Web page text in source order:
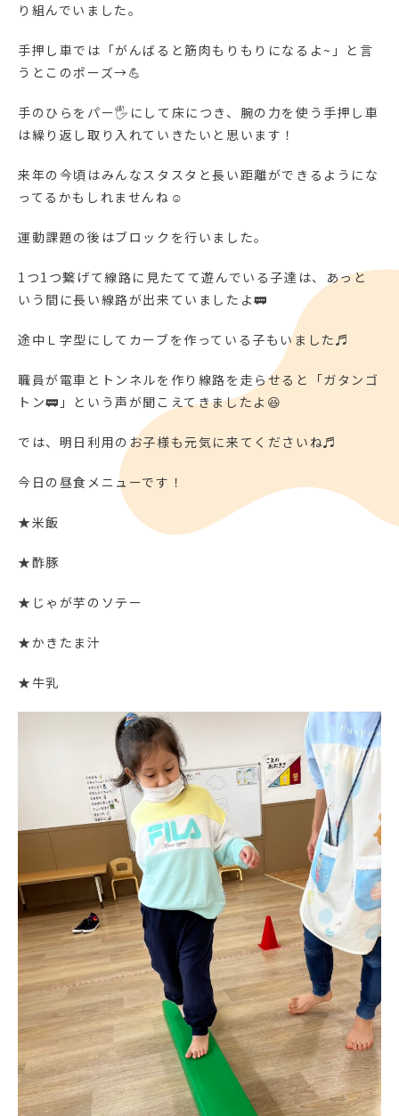
り組んでいました。
手押し車では「がんばると筋肉もりもりになるよ~」と言
うとこのポーズ→💪
手のひらをパー🖐にして床につき、腕の力を使う手押し車
は繰り返し取り入れていきたいと思います！
来年の今頃はみんなスタスタと長い距離ができるようにな
ってるかもしれませんね☺
運動課題の後はブロックを行いました。
1つ1つ繋げて線路に見たてて遊んでいる子達は、あっと
いう間に長い線路が出来ていましたよ🚃
途中Ｌ字型にしてカーブを作っている子もいました♬
職員が電車とトンネルを作り線路を走らせると「ガタンゴ
トン🚃」という声が聞こえてきましたよ😆
では、明日利用のお子様も元気に来てくださいね♬
今日の昼食メニューです！
★米飯
★酢豚
★じゃが芋のソテー
★かきたま汁
★牛乳